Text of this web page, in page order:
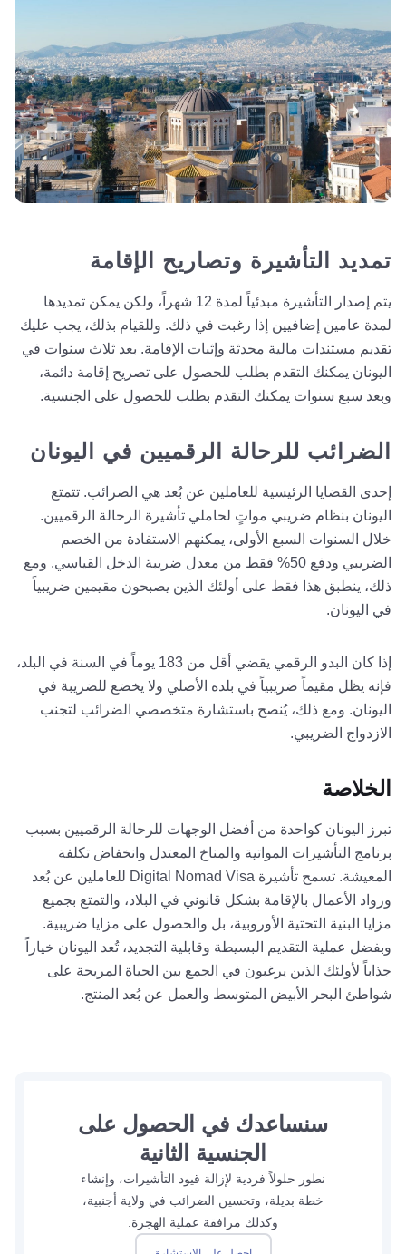
تمديد التأشيرة وتصاريح الإقامة
يتم إصدار التأشيرة مبدئياً لمدة 12 شهراً، ولكن يمكن تمديدها
لمدة عامين إضافيين إذا رغبت في ذلك. وللقيام بذلك، يجب عليك
تقديم مستندات مالية محدثة وإثبات الإقامة. بعد ثلاث سنوات في
اليونان يمكنك التقدم بطلب للحصول على تصريح إقامة دائمة،
وبعد سبع سنوات يمكنك التقدم بطلب للحصول على الجنسية.
الضرائب للرحالة الرقميين في اليونان
إحدى القضايا الرئيسية للعاملين عن بُعد هي الضرائب. تتمتع
اليونان بنظام ضريبي مواتٍ لحاملي تأشيرة الرحالة الرقميين.
خلال السنوات السبع الأولى، يمكنهم الاستفادة من الخصم
الضريبي ودفع 50% فقط من معدل ضريبة الدخل القياسي. ومع
ذلك، ينطبق هذا فقط على أولئك الذين يصبحون مقيمين ضريبياً
في اليونان.
إذا كان البدو الرقمي يقضي أقل من 183 يوماً في السنة في البلد،
فإنه يظل مقيماً ضريبياً في بلده الأصلي ولا يخضع للضريبة في
اليونان. ومع ذلك، يُنصح باستشارة متخصصي الضرائب لتجنب
الازدواج الضريبي.
الخلاصة
تبرز اليونان كواحدة من أفضل الوجهات للرحالة الرقميين بسبب
برنامج التأشيرات المواتية والمناخ المعتدل وانخفاض تكلفة
المعيشة. تسمح تأشيرة Digital Nomad Visa للعاملين عن بُعد
ورواد الأعمال بالإقامة بشكل قانوني في البلاد، والتمتع بجميع
مزايا البنية التحتية الأوروبية، بل والحصول على مزايا ضريبية.
وبفضل عملية التقديم البسيطة وقابلية التجديد، تُعد اليونان خياراً
جذاباً لأولئك الذين يرغبون في الجمع بين الحياة المريحة على
شواطئ البحر الأبيض المتوسط والعمل عن بُعد المنتج.
سنساعدك في الحصول على
الجنسية الثانية
نطور حلولاً فردية لإزالة قيود التأشيرات، وإنشاء
خطة بديلة، وتحسين الضرائب في ولاية أجنبية،
وكذلك مرافقة عملية الهجرة.